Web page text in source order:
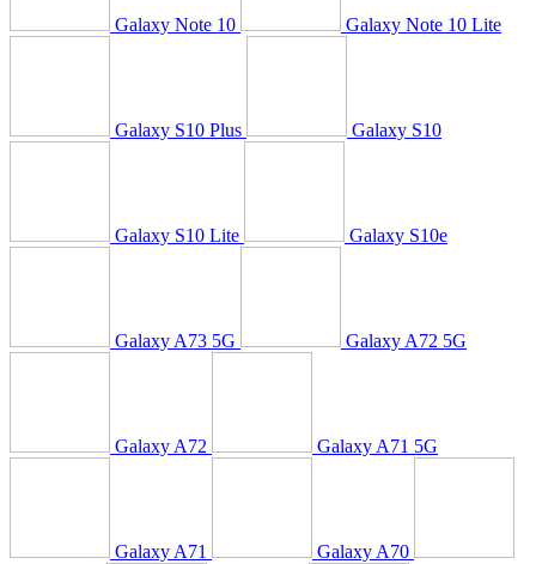
Galaxy Note 10 Galaxy Note 10 Lite
Galaxy S10 Plus Galaxy S10
Galaxy S10 Lite Galaxy S10e
Galaxy A73 5G Galaxy A72 5G
Galaxy A72 Galaxy A71 5G
Galaxy A71 Galaxy A70